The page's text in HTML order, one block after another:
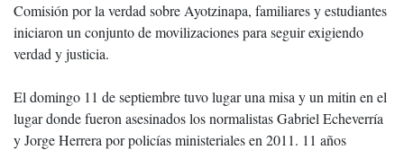
Comisión por la verdad sobre Ayotzinapa, familiares y estudiantes
iniciaron un conjunto de movilizaciones para seguir exigiendo
verdad y justicia.
El domingo 11 de septiembre tuvo lugar una misa y un mitin en el
lugar donde fueron asesinados los normalistas Gabriel Echeverría
y Jorge Herrera por policías ministeriales en 2011. 11 años